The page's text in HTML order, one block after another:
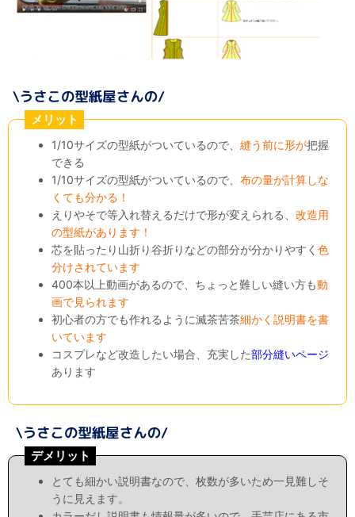
メリット
1/10サイズの型紙がついているので、縫う前に形が把握
できる
1/10サイズの型紙がついているので、布の量が計算しな
くても分かる！
えりやそで等入れ替えるだけで形が変えられる、改造用
の型紙があります！
芯を貼ったり山折り谷折りなどの部分が分かりやすく色
分けされています
400本以上動画があるので、ちょっと難しい縫い方も動
画で見られます
初心者の方でも作れるように滅茶苦茶細かく説明書を書
いています
コスプレなど改造したい場合、充実した部分縫いページ
あります
デメリット
とても細かい説明書なので、枚数が多いため一見難しそ
うに見えます。